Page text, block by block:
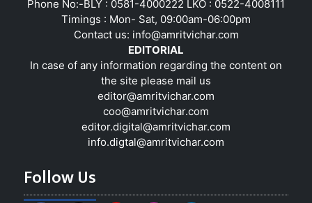
Phone No:-BLY : 0581-4000222 LKO : 0522-4008111
Timings : Mon- Sat, 09:00am-06:00pm
Contact us: info@amritvichar.com
EDITORIAL
In case of any information regarding the content on
the site please mail us
editor@amritvichar.com
coo@amritvichar.com
editor.digital@amritvichar.com
info.digtal@amritvichar.com
Follow Us